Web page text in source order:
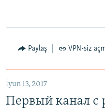
Paylaş VPN-siz
İyun 13, 2017
Первый канал с